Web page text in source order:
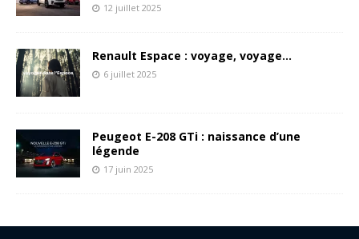
12 juillet 2025
Renault Espace : voyage, voyage…
6 juillet 2025
Peugeot E-208 GTi : naissance d’une
légende
17 juin 2025